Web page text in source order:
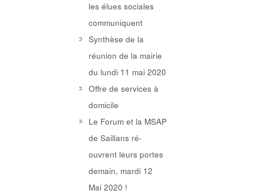
les élues sociales
communiquent
Synthèse de la
réunion de la mairie
du lundi 11 mai 2020
Offre de services à
domicile
Le Forum et la MSAP
de Saillans ré-
ouvrent leurs portes
demain, mardi 12
Mai 2020 !